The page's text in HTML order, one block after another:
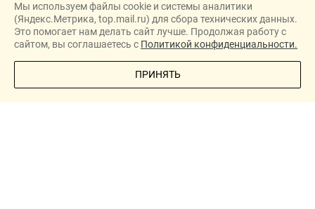
Политика конфиденциальности
Согласие на обработку персональных данных
Новостройки
Застройщики
ПОЗВОНИТЕ МНЕ
Мы используем файлы cookie и системы аналитики
(Яндекс.Метрика, top.mail.ru) для сбора технических данных.
Это помогает нам делать сайт лучше. Продолжая работу с
сайтом, вы соглашаетесь с Политикой конфиденциальности.
ПРИНЯТЬ